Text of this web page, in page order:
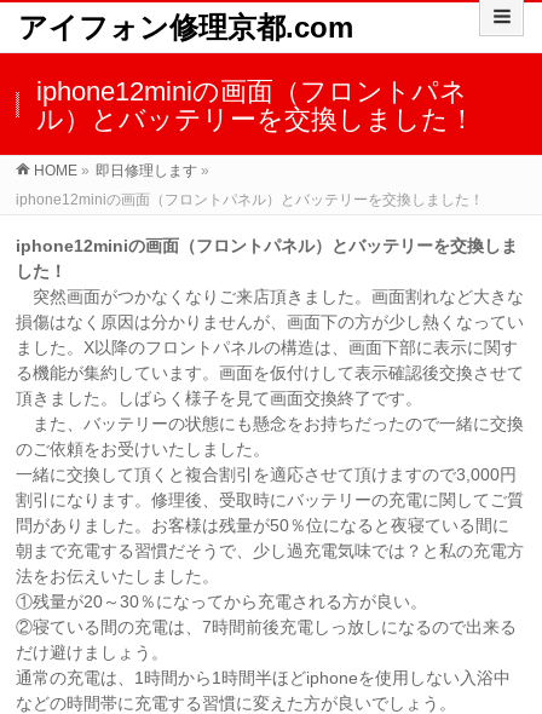
アイフォン修理京都.com
iphone12miniの画面（フロントパネ
ル）とバッテリーを交換しました！
HOME » 即日修理します »
iphone12miniの画面（フロントパネル）とバッテリーを交換しました！
iphone12miniの画面（フロントパネル）とバッテリーを交換しま
した！
突然画面がつかなくなりご来店頂きました。画面割れなど大きな
損傷はなく原因は分かりませんが、画面下の方が少し熱くなってい
ました。X以降のフロントパネルの構造は、画面下部に表示に関す
る機能が集約しています。画面を仮付けして表示確認後交換させて
頂きました。しばらく様子を見て画面交換終了です。
また、バッテリーの状態にも懸念をお持ちだったので一緒に交換
のご依頼をお受けいたしました。
一緒に交換して頂くと複合割引を適応させて頂けますので3,000円
割引になります。修理後、受取時にバッテリーの充電に関してご質
問がありました。お客様は残量が50％位になると夜寝ている間に
朝まで充電する習慣だそうで、少し過充電気味では？と私の充電方
法をお伝えいたしました。
①残量が20～30％になってから充電される方が良い。
②寝ている間の充電は、7時間前後充電しっ放しになるので出来る
だけ避けましょう。
通常の充電は、1時間から1時間半ほどiphoneを使用しない入浴中
などの時間帯に充電する習慣に変えた方が良いでしょう。